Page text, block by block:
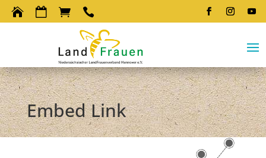
   
Embed Link